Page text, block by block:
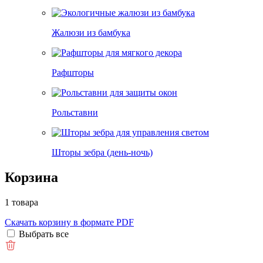
Жалюзи из бамбука
Рафшторы
Рольставни
Шторы зебра (день-ночь)
Корзина
1 товара
Скачать корзину в формате PDF
Выбрать все